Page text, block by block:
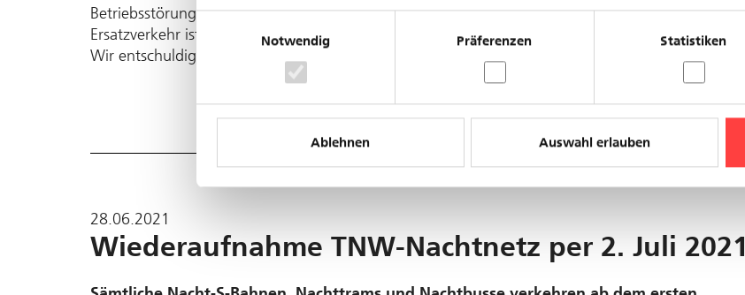
Notwendig
Präferenzen Statistiken
Ablehnen Auswahl erlauben
Betriebsstörung auf der Linie 10 im Bereich Heuwaage. Es kommt zu Verspätungen. Ein
Ersatzverkehr ist mit Bussen ab Zoo eingerichtet. Die Dauer der Störung ist derzeit unbekannt.
Wir entschuldigen uns für die Unannehmlichkeiten.
28.06.2021
Wiederaufnahme TNW-Nachtnetz per 2. Juli 2021